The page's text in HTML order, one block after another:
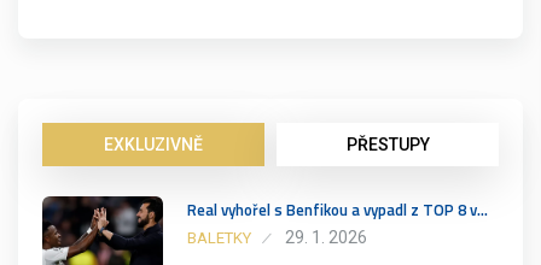
EXKLUZIVNĚ PŘESTUPY
Real vyhořel s Benfikou a vypadl z TOP 8 v…
BALETKY 29. 1. 2026